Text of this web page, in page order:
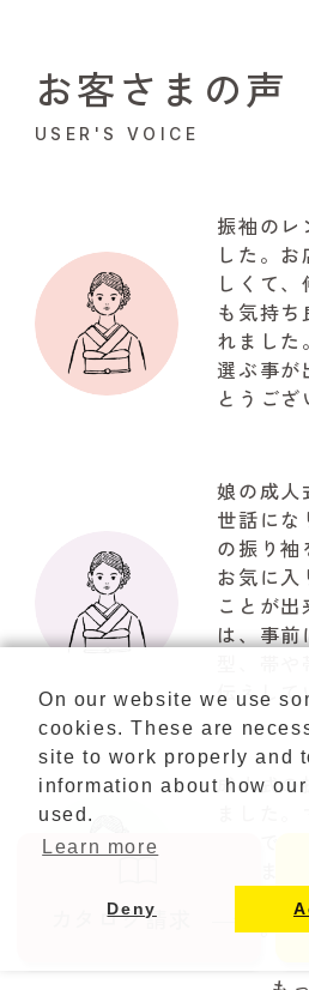
カタログ請求
お客さまの声
USER'S VOICE
振袖のレ
した。
しくて
も気持ち
れました
選ぶ事が
とうご
娘の成人
世話にな
の振り袖
お気に入
ことが
は、事前
型、帯
伝えして
上がりで
も自然な
以上の写
した。
『やま
うござ
成人式の
ました
たので
ていた
です。
On our website we use
cookies. These are
site to work properly and
information about how
used.
Learn more
Deny